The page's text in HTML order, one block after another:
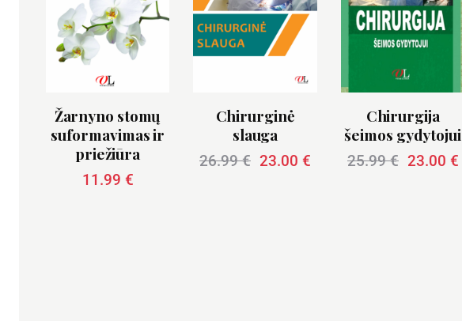
Žarnyno stomų
suformavimas ir
priežiūra
11.99 €
Chirurginė
slauga
26.99€ 23.00€
Chirurgija
šeimos gydytojui
25.99€ 23.00 €